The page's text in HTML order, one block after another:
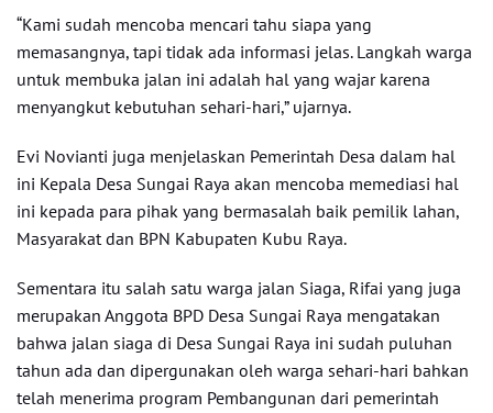
“Kami sudah mencoba mencari tahu siapa yang
memasangnya, tapi tidak ada informasi jelas. Langkah warga
untuk membuka jalan ini adalah hal yang wajar karena
menyangkut kebutuhan sehari-hari,” ujarnya.
Evi Novianti juga menjelaskan Pemerintah Desa dalam hal
ini Kepala Desa Sungai Raya akan mencoba memediasi hal
ini kepada para pihak yang bermasalah baik pemilik lahan,
Masyarakat dan BPN Kabupaten Kubu Raya.
Sementara itu salah satu warga jalan Siaga, Rifai yang juga
merupakan Anggota BPD Desa Sungai Raya mengatakan
bahwa jalan siaga di Desa Sungai Raya ini sudah puluhan
tahun ada dan dipergunakan oleh warga sehari-hari bahkan
telah menerima program Pembangunan dari pemerintah